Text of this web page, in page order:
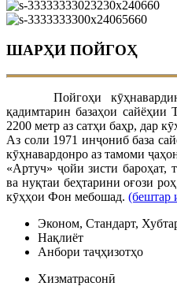
ШАРҲИ ПОЙГОҲ
Пойгоҳи кӯҳнавардию
қадимтарин базаҳои сайёҳии
2200 метр аз сатҳи баҳр, дар
Аз соли 1971 инҷониб база
кӯҳнавардонро аз тамоми
«Артуч» ҷойи зисти бароҳат,
ва нуқтаи беҳтарини оғози
кӯҳҳои Фон мебошад.
Эконом, Стандарт,
Нақлиёт
Анбори таҷҳизотҳо
Хизматрасонӣ